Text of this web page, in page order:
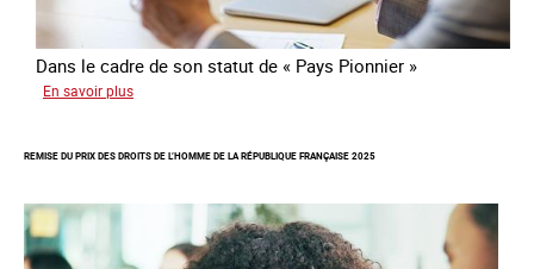
Dans le cadre de son statut de « Pays Pionnier »
En savoir plus
de
France
Alliance
REMISE DU PRIX DES DROITS DE L’HOMME DE LA RÉPUBLIQUE FRANÇAISE 2025